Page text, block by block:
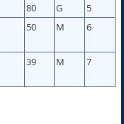
80 G
5
50 M 6
39 M 7